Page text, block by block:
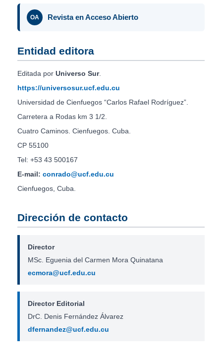
OA Revista en Acceso Abierto
Entidad editora
Editada por Universo Sur.
https://universosur.ucf.edu.cu
Universidad de Cienfuegos “Carlos Rafael Rodríguez”.
Carretera a Rodas km 3 1/2.
Cuatro Caminos. Cienfuegos. Cuba.
CP 55100
Tel: +53 43 500167
E-mail: conrado@ucf.edu.cu
Cienfuegos, Cuba.
Dirección de contacto
Director
MSc. Eguenia del Carmen Mora Quinatana
ecmora@ucf.edu.cu
Director Editorial
DrC. Denis Fernández Álvarez
dfernandez@ucf.edu.cu